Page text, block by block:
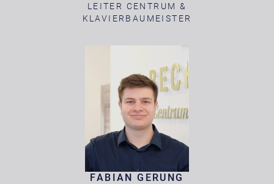
LEITER CENTRUM &
KLAVIERBAUMEISTER
FABIAN GERUNG